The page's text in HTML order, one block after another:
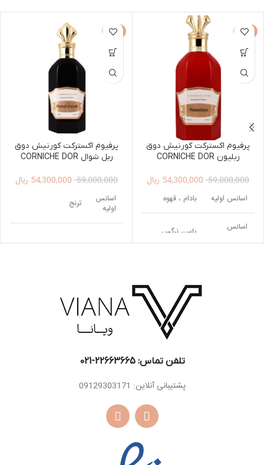
-8%
پرفیوم اکسترکت کورنیش دوق
ربلیون CORNICHE DOR
PARFUM 125ML UNISEX
59,000,000
54,300,000 ریال
اسانس اولیه بادام ، قهوه
اسانس
یاس، نرگس
-8%
پرفیوم اکسترکت کورنیش دوق
ربل شوال CORNICHE DOR
PARFUM 125ML UNISEX
59,000,000
54,300,000 ریال
اسانس
اولیه
ترنج
اسانس
بادیان ختایی ، فلفل
پایه
تلفن تماس: 22663665-021​
پشتیبانی آنلاین: 09129303171